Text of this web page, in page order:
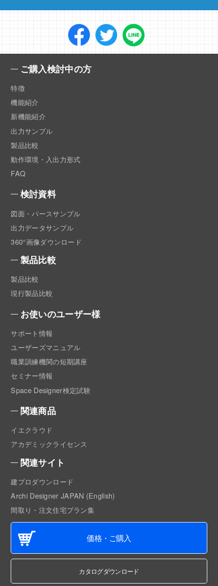
ご購入検討中の方
特徴
機能紹介
新機能紹介
出力サンプル
製品比較
動作環境・入出力形式
FAQ
検討資料
図面・パースサンプル
出力データサンプル
360°画像ダウンロード
製品比較
製品比較
現行製品比較
お使いのユーザー様
サポート情報
ユーザーズマニュアル
職業訓練機関の短期講座
セミナー情報
Space Designer検定試験
関連商品
イエクラウド
アカデミックライセンス
関連サイト
建プロダウンロード
Archi Designer JAPAN (English)
間取り・注文住宅プラン集
価格・ご購入
カタログダウンロード